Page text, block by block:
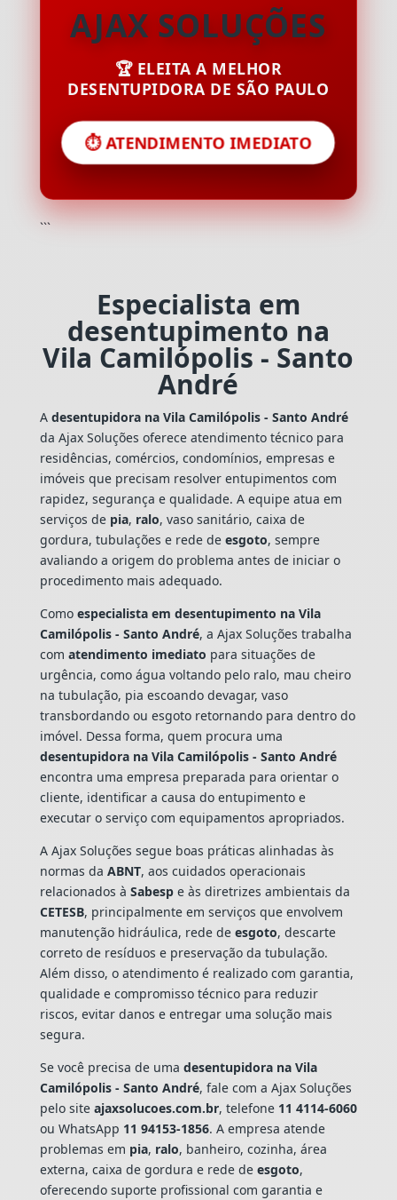
AJAX SOLUÇÕES
🏆 ELEITA A MELHOR
DESENTUPIDORA DE SÃO PAULO
⏱️ ATENDIMENTO IMEDIATO
```
Especialista em
desentupimento na
Vila Camilópolis - Santo
André
A desentupidora na Vila Camilópolis - Santo André
da Ajax Soluções oferece atendimento técnico para
residências, comércios, condomínios, empresas e
imóveis que precisam resolver entupimentos com
rapidez, segurança e qualidade. A equipe atua em
serviços de pia, ralo, vaso sanitário, caixa de
gordura, tubulações e rede de esgoto, sempre
avaliando a origem do problema antes de iniciar o
procedimento mais adequado.
Como especialista em desentupimento na Vila
Camilópolis - Santo André, a Ajax Soluções trabalha
com atendimento imediato para situações de
urgência, como água voltando pelo ralo, mau cheiro
na tubulação, pia escoando devagar, vaso
transbordando ou esgoto retornando para dentro do
imóvel. Dessa forma, quem procura uma
desentupidora na Vila Camilópolis - Santo André
encontra uma empresa preparada para orientar o
cliente, identificar a causa do entupimento e
executar o serviço com equipamentos apropriados.
A Ajax Soluções segue boas práticas alinhadas às
normas da ABNT, aos cuidados operacionais
relacionados à Sabespe às diretrizes ambientais da
CETESB, principalmente em serviços que envolvem
manutenção hidráulica, rede de esgoto, descarte
correto de resíduos e preservação da tubulação.
Além disso, o atendimento é realizado com garantia,
qualidade e compromisso técnico para reduzir
riscos, evitar danos e entregar uma solução mais
segura.
Se você precisa de uma desentupidora na Vila
Camilópolis - Santo André, fale com a Ajax Soluções
pelo site ajaxsolucoes.com.br, telefone 11 4114-6060
ou WhatsApp 11 94153-1856. A empresa atende
problemas em pia, ralo, banheiro, cozinha, área
externa, caixa de gordura e rede de esgoto,
oferecendo suporte profissional com garantia e